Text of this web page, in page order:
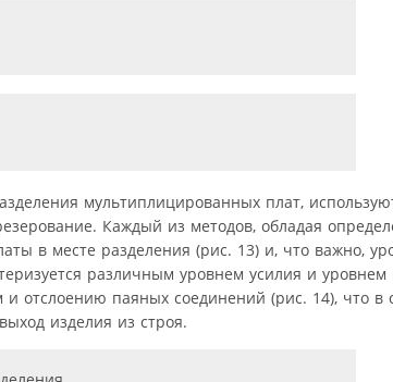
мультиплицированных плат,
Каждый из методов, обладая
в месте разделения (рис. 13) и, что важно,
различным уровнем усилия и уровнем
отслоению паяных соединений (рис. 14), что в
изделия из строя.